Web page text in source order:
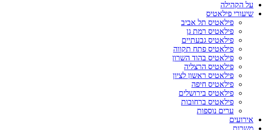
על הקהילה
שיעורי פילאטיס
פילאטיס תל אביב
פילאטיס רמת גן
פילאטיס גבעתיים
פילאטיס פתח תקווה
פילאטיס בהוד השרון
פילאטיס הרצליה
פילאטיס ראשון לציון
פילאטיס חיפה
פילאטיס בירושלים
פילאטיס ברחובות
ערים נוספות
אירועים
משרות